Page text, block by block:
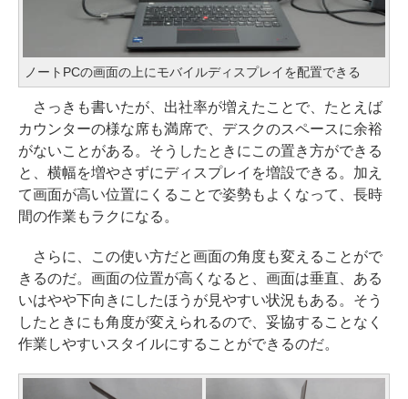
ノートPCの画面の上にモバイルディスプレイを配置できる
さっきも書いたが、出社率が増えたことで、たとえば
カウンターの様な席も満席で、デスクのスペースに余裕
がないことがある。そうしたときにこの置き方ができる
と、横幅を増やさずにディスプレイを増設できる。加え
て画面が高い位置にくることで姿勢もよくなって、長時
間の作業もラクになる。
さらに、この使い方だと画面の角度も変えることがで
きるのだ。画面の位置が高くなると、画面は垂直、ある
いはやや下向きにしたほうが見やすい状況もある。そう
したときにも角度が変えられるので、妥協することなく
作業しやすいスタイルにすることができるのだ。